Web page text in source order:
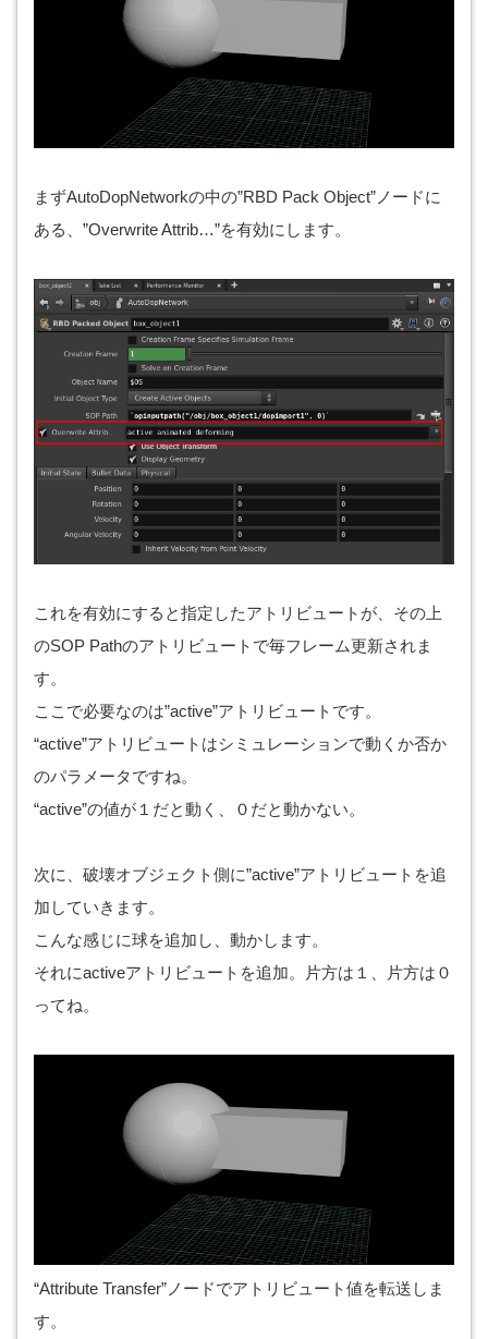
まずAutoDopNetworkの中の”RBD Pack Object”ノードに
ある、”Overwrite Attrib…”を有効にします。
これを有効にすると指定したアトリビュートが、その上
のSOP Pathのアトリビュートで毎フレーム更新されま
す。
ここで必要なのは”active”アトリビュートです。
“active”アトリビュートはシミュレーションで動くか否か
のパラメータですね。
“active”の値が１だと動く、０だと動かない。
次に、破壊オブジェクト側に”active”アトリビュートを追
加していきます。
こんな感じに球を追加し、動かします。
それにactiveアトリビュートを追加。片方は１、片方は０
ってね。
“Attribute Transfer”ノードでアトリビュート値を転送しま
す。